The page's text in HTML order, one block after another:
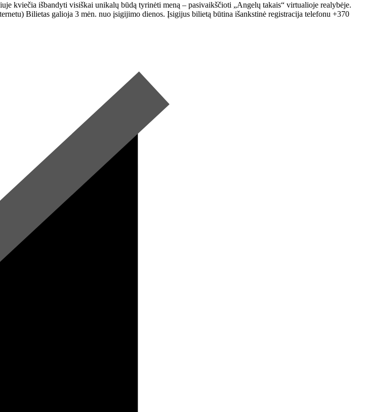
išbandyti visiškai unikalų būdą tyrinėti meną – pasivaikščioti „Angelų takais“ virtualioje realybėje.
Bilietas galioja 3 mėn. nuo įsigijimo dienos. Įsigijus bilietą būtina išankstinė registracija telefonu +370